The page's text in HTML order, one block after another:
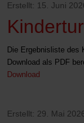
Erstellt: 15. Juni
Die Ergebnisliste des
Download als PDF
Download
Erstellt: 29. Mai